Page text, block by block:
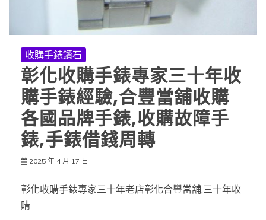
收購手錶鑽石
彰化收購手錶專家三十年收
購手錶經驗,合豐當舖收購
各國品牌手錶,收購故障手
錶,手錶借錢周轉
2025 年 4 月 17 日
彰化收購手錶專家三十年老店彰化合豐當舖,三十年收
購